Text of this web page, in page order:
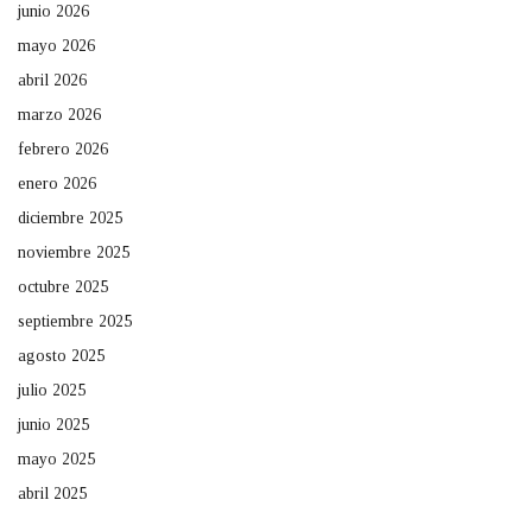
junio 2026
mayo 2026
abril 2026
marzo 2026
febrero 2026
enero 2026
diciembre 2025
noviembre 2025
octubre 2025
septiembre 2025
agosto 2025
julio 2025
junio 2025
mayo 2025
abril 2025